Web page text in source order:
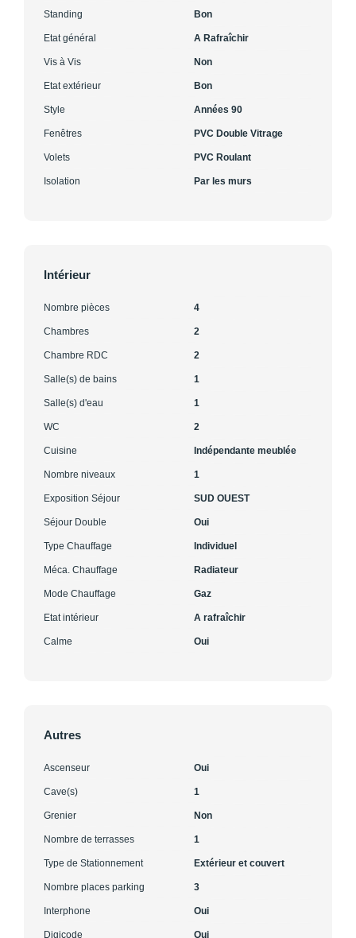
Standing Bon
Etat général A Rafraîchir
Vis à Vis Non
Etat extérieur Bon
Style Années 90
Fenêtres PVC Double Vitrage
Volets PVC Roulant
Isolation Par les murs
Intérieur
Nombre pièces 4
Chambres 2
Chambre RDC 2
Salle(s) de bains 1
Salle(s) d'eau 1
WC 2
Cuisine Indépendante meublée
Nombre niveaux 1
Exposition Séjour SUD OUEST
Séjour Double Oui
Type Chauffage Individuel
Méca. Chauffage Radiateur
Mode Chauffage Gaz
Etat intérieur A rafraîchir
Calme Oui
Autres
Ascenseur Oui
Cave(s) 1
Grenier Non
Nombre de terrasses 1
Type de Stationnement Extérieur et couvert
Nombre places parking 3
Interphone Oui
Digicode Oui